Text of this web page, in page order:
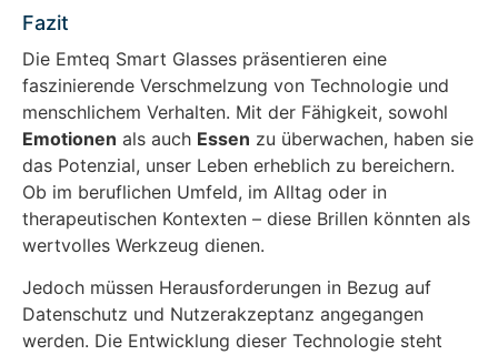
Fazit
Die Emteq Smart Glasses präsentieren eine
faszinierende Verschmelzung von Technologie und
menschlichem Verhalten. Mit der Fähigkeit, sowohl
Emotionen als auch Essen zu überwachen, haben sie
das Potenzial, unser Leben erheblich zu bereichern.
Ob im beruflichen Umfeld, im Alltag oder in
therapeutischen Kontexten – diese Brillen könnten als
wertvolles Werkzeug dienen.
Jedoch müssen Herausforderungen in Bezug auf
Datenschutz und Nutzerakzeptanz angegangen
werden. Die Entwicklung dieser Technologie steht